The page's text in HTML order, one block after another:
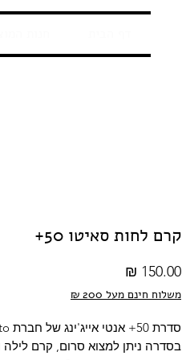
קרם לחות סאיטו 50+
משלוח חינם מעל 200 ₪
בסדרה ניתן למצוא סרום, קרם לילה